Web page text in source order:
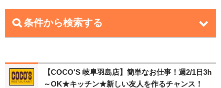
条件から検索する
【COCO'S 岐阜羽島店】簡単なお仕事！週2/1日3h
～OK★キッチン★新しい友人を作るチャンス！